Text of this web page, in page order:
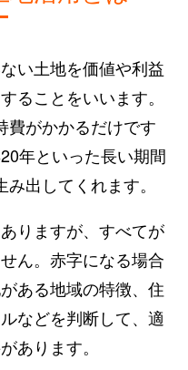
い土地を価値や利益
ることをいいます。
費がかかるだけです
年といった長い期間
出してくれます。
りますが、すべてが
ん。赤字になる場合
ある地域の特徴、住
などを判断して、適
あります。